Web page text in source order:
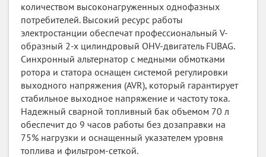
количеством высоконагруженных однофазных
потребителей. Высокий ресурс работы
электростанции обеспечат профессиональный V-
образный 2-х цилиндровый OHV-двигатель FUBAG.
Синхронный альтернатор с медными обмотками
ротора и статора оснащен системой регулировки
выходного напряжения (AVR), который гарантирует
стабильное выходное напряжение и частоту тока.
Надежный сварной топливный бак объемом 70 л
обеспечит до 9 часов работы без дозаправки на
75% нагрузки и оснащенный указателем уровня
топлива и фильтром-сеткой.